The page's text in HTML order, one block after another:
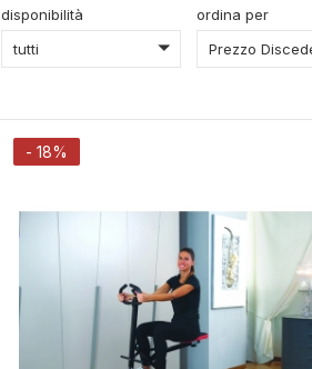
disponibilità
tutti
ordina per
- 18%